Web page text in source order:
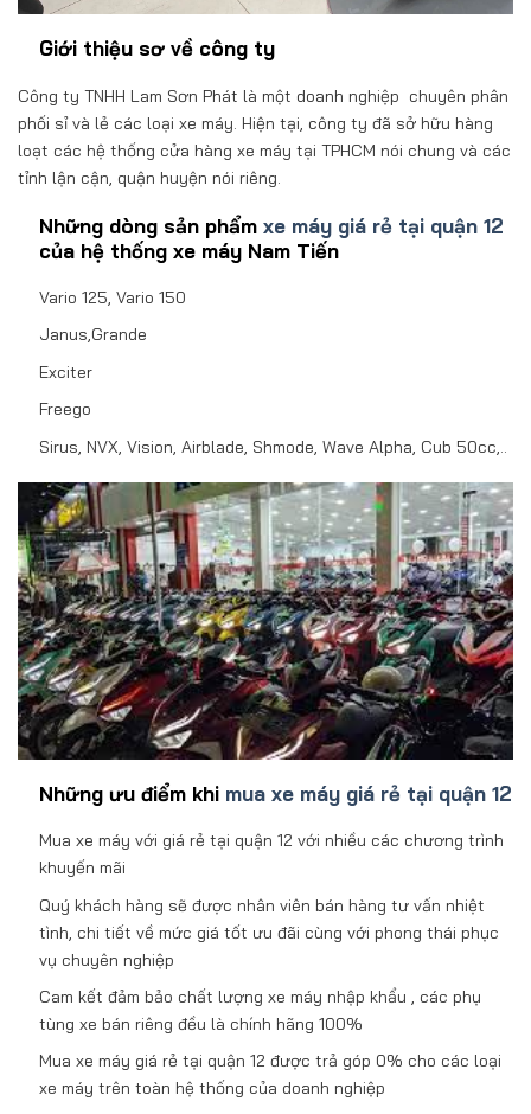
Giới thiệu sơ về công ty
Công ty TNHH Lam Sơn Phát là một doanh nghiệp chuyên phân
phối sỉ và lẻ các loại xe máy. Hiện tại, công ty đã sở hữu hàng
loạt các hệ thống cửa hàng xe máy tại TPHCM nói chung và các
tỉnh lận cận, quận huyện nói riêng.
Những dòng sản phẩmxe máy giá rẻ tại quận 12
của hệ thống xe máy Nam Tiến
Vario 125, Vario 150
Janus,Grande
Exciter
Freego
Sirus, NVX, Vision, Airblade, Shmode, Wave Alpha, Cub 50cc,..
Những ưu điểm khi mua xe máy giá rẻ tại quận 12
Mua xe máy với giá rẻ tại quận 12 với nhiều các chương trình
khuyến mãi
Quý khách hàng sẽ được nhân viên bán hàng tư vấn nhiệt
tình, chi tiết về mức giá tốt ưu đãi cùng với phong thái phục
vụ chuyên nghiệp
Cam kết đảm bảo chất lượng xe máy nhập khẩu , các phụ
tùng xe bán riêng đều là chính hãng 100%
Mua xe máy giá rẻ tại quận 12 được trả góp 0% cho các loại
xe máy trên toàn hệ thống của doanh nghiệp